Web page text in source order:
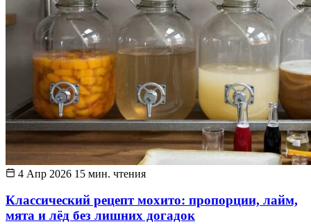
4 Апр 2026 15 мин. чтения
Классический рецепт мохито: пропорции, лайм,
мята и лёд без лишних догадок